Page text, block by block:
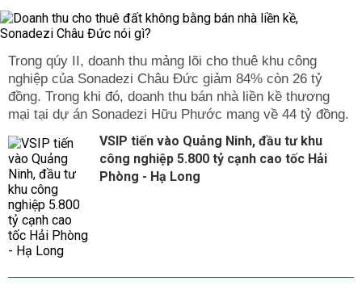
Trong qúy II, doanh thu mảng lõi cho thuê khu công
nghiệp của Sonadezi Châu Đức giảm 84% còn 26 tỷ
đồng. Trong khi đó, doanh thu bán nhà liền kề thương
mại tại dự án Sonadezi Hữu Phước mang về 44 tỷ đồng.
VSIP tiến vào Quảng Ninh, đầu tư khu
công nghiệp 5.800 tỷ cạnh cao tốc Hải
Phòng - Hạ Long